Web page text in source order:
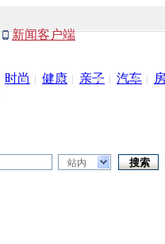
新闻客户端
时尚 健康 亲子 汽车
站内